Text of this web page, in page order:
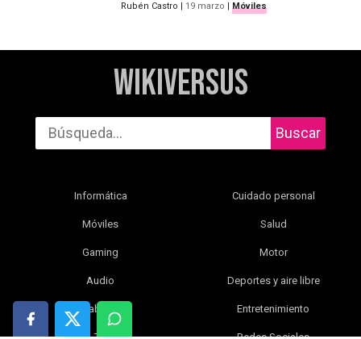
Rubén Castro 19 marzo Móviles
WikiVersus
Buscar
Informática
Móviles
Gaming
Audio
Tablets
Cuidado personal
Salud
Motor
Deportes y aire libre
Entretenimiento